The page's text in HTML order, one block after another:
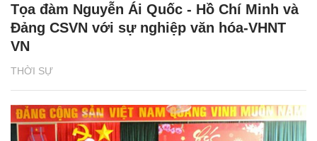
THỜI SỰ
Tọa đàm Nguyễn Ái Quốc - Hồ Chí Minh và
Đảng CSVN với sự nghiệp văn hóa-VHNT
VN